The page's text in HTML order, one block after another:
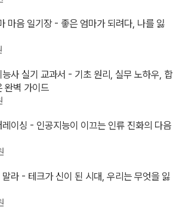
마음 일기장 - 좋은 엄마가 되려다, 나를 잃
사 실기 교과서 - 기초 원리, 실무 노하우, 합
완벽 가이드
이싱 - 인공지능이 이끄는 인류 진화의 다음
라 - 테크가 신이 된 시대, 우리는 무엇을 잃